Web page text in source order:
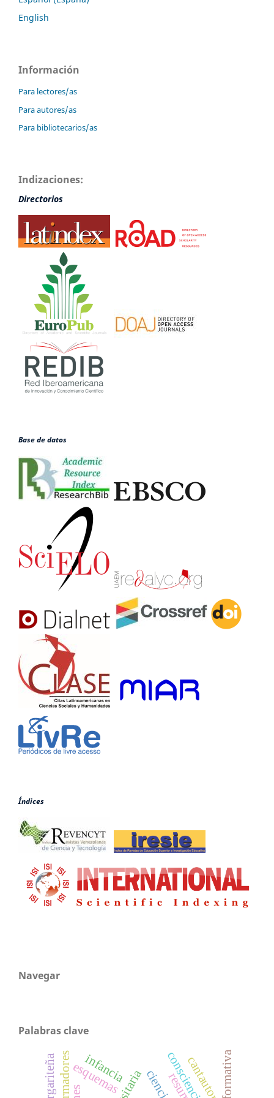
English
Información
Para lectores/as
Para autores/as
Para bibliotecarios/as
Indizaciones:
Directorios
Base de datos
Índices
Navegar
Palabras clave
esquemas cienciasconsciencia
cantautor
infancia